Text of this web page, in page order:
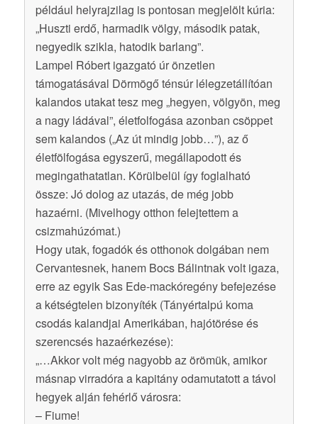
például helyrajzilag is pontosan megjelölt kúria:
„Huszti erdő, harmadik völgy, második patak,
negyedik szikla, hatodik barlang”.
Lampel Róbert igazgató úr önzetlen
támogatásával Dörmögő ténsúr lélegzetállítóan
kalandos utakat tesz meg „hegyen, völgyön, meg
a nagy ládával”, életfolfogása azonban csöppet
sem kalandos („Az út mindig jobb…”), az ő
életfölfogása egyszerű, megállapodott és
megingathatatlan. Körülbelül így foglalható
össze: Jó dolog az utazás, de még jobb
hazaérni. (Mivelhogy otthon felejtettem a
csizmahúzómat.)
Hogy utak, fogadók és otthonok dolgában nem
Cervantesnek, hanem Bocs Bálintnak volt igaza,
erre az egyik Sas Ede-mackóregény befejezése
a kétségtelen bizonyíték (Tányértalpú koma
csodás kalandjai Amerikában, hajótörése és
szerencsés hazaérkezése):
„…Akkor volt még nagyobb az örömük, amikor
másnap virradóra a kapitány odamutatott a távol
hegyek alján fehérlő városra:
– Fiume!